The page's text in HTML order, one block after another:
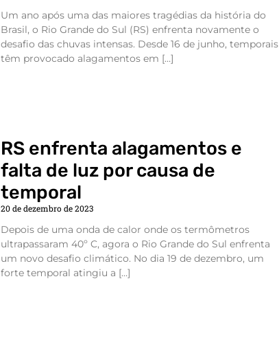
Um ano após uma das maiores tragédias da história do
Brasil, o Rio Grande do Sul (RS) enfrenta novamente o
desafio das chuvas intensas. Desde 16 de junho, temporais
têm provocado alagamentos em […]
RS enfrenta alagamentos e
falta de luz por causa de
temporal
20 de dezembro de 2023
Depois de uma onda de calor onde os termômetros
ultrapassaram 40º C, agora o Rio Grande do Sul enfrenta
um novo desafio climático. No dia 19 de dezembro, um
forte temporal atingiu a […]